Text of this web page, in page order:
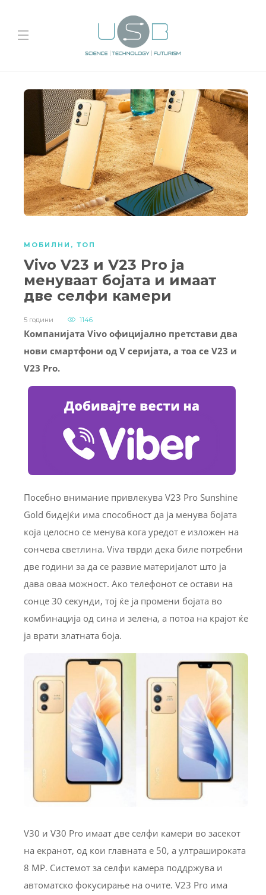
МОБИЛНИ , ТОП
Vivo V23 и V23 Pro ја
менуваат бојата и имаат
две селфи камери
5 години 1146
Компанијата Vivo официјално претстави два
нови смартфони од V серијата, а тоа се V23 и
V23 Pro.
Посебно внимание привлекува V23 Pro Sunshine
Gold бидејќи има способност да ја менува бојата
која целосно се менува кога уредот е изложен на
сончева светлина. Viva тврди дека биле потребни
две години за да се развие материјалот што ја
дава оваа можност. Ако телефонот се остави на
сонце 30 секунди, тој ќе ја промени бојата во
комбинација од сина и зелена, а потоа на крајот ќе
ја врати златната боја.
V30 и V30 Pro имаат две селфи камери во засекот
на екранот, од кои главната е 50, а ултрашироката
8 MP. Системот за селфи камера поддржува и
автоматско фокусирање на очите. V23 Pro има